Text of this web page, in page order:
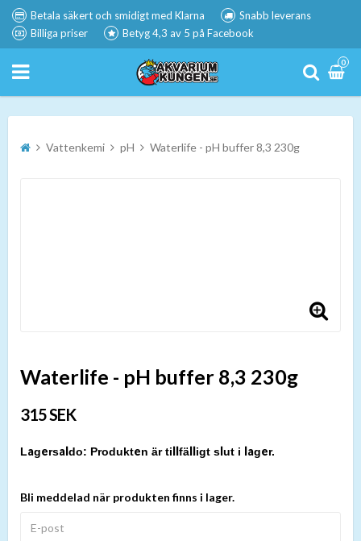
Betala säkert och smidigt med Klarna
Snabb leverans
Billiga priser
Betyg 4,3 av 5 på Facebook
0
Vattenkemi pH Waterlife - pH buffer 8,3 230g
Waterlife - pH buffer 8,3 230g
315 SEK
Produkten är tillfälligt slut i lager.
Bli meddelad när produkten finns i lager.